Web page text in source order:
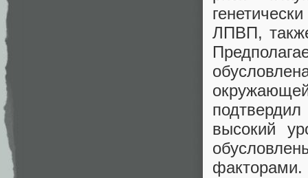
ЛПВП,
высокий
факторами.